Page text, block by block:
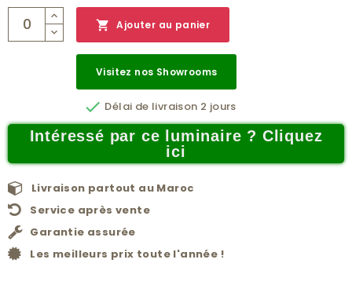
 Ajouter au panier
Visitez nos Showrooms
 Délai de livraison 2 jours
Intéressé par ce luminaire ? Cliquez
ici
Livraison partout au Maroc
Service après vente
Garantie assurée
Les meilleurs prix toute l'année !